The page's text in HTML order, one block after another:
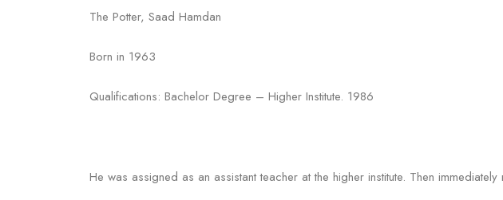
The Potter, Saad Hamdan
Born in 1963
Qualifications: Bachelor Degree – Higher Institute. 1986
He was assigned as an assistant teacher at the higher institute. Then